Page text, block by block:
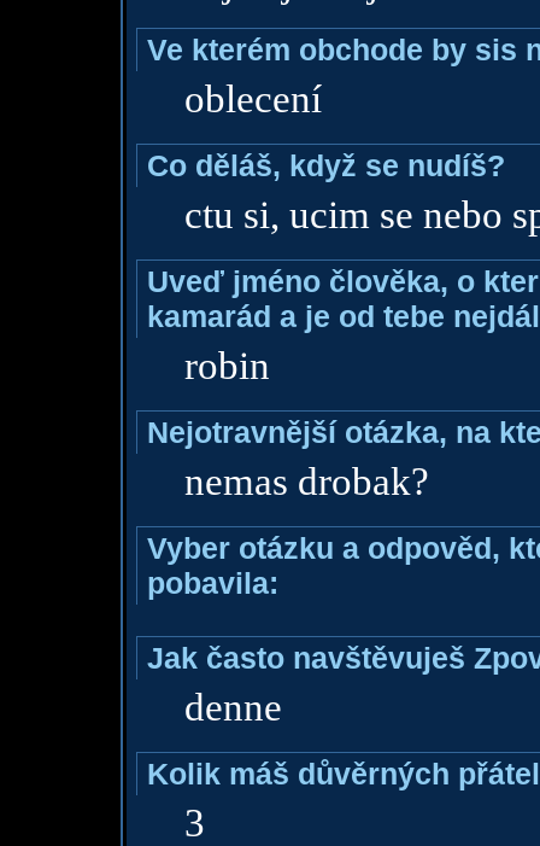
Ve kterém obchode by sis
oblecení
Co děláš, když se nudíš?
ctu si, ucim se nebo
Uveď jméno člověka, o
kamarád a je od tebe
robin
Nejotravnější otázka, na
nemas drobak?
Vyber otázku a odpověd,
pobavila:
Jak často navštěvuješ
denne
Kolik máš důvěrných
3